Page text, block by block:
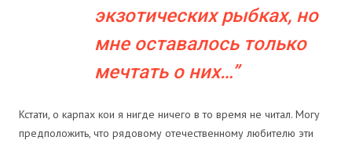
экзотических рыбках, но
мне оставалось только
мечтать о них…
Кстати, о карпах кои я нигде ничего в то время не читал. Могу
предположить, что рядовому отечественному любителю эти